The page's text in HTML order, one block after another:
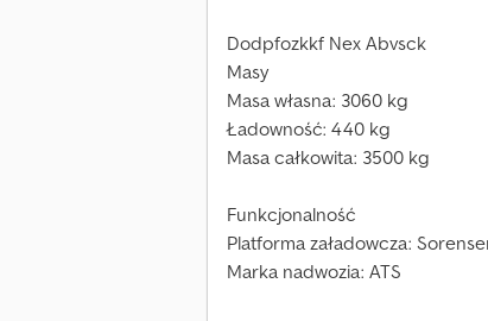
Dodpfozkkf Nex Abvsck
Masy
Masa własna: 3060 kg
Ładowność: 440 kg
Masa całkowita: 3500 kg
Funkcjonalność
Platforma załadowcza:
Marka nadwozia: ATS